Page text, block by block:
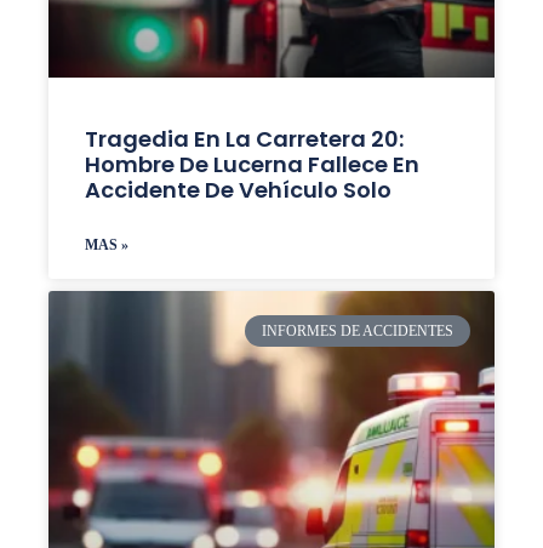
Tragedia En La Carretera 20:
Hombre De Lucerna Fallece En
Accidente De Vehículo Solo
MAS »
INFORMES DE ACCIDENTES